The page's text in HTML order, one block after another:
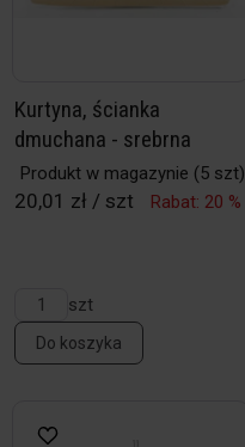
Kurtyna, ścianka
dmuchana - srebrna
Produkt w magazynie (5 szt)
20,01 zł / szt Rabat: 20 %
szt
Do koszyka